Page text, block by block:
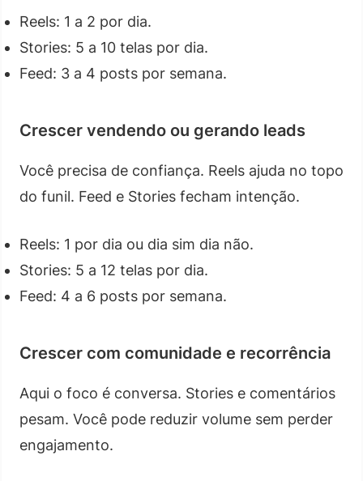
Reels: 1 a 2 por dia.
Stories: 5 a 10 telas por dia.
Feed: 3 a 4 posts por semana.
Crescer vendendo ou gerando leads
Você precisa de confiança. Reels ajuda no topo
do funil. Feed e Stories fecham intenção.
Reels: 1 por dia ou dia sim dia não.
Stories: 5 a 12 telas por dia.
Feed: 4 a 6 posts por semana.
Crescer com comunidade e recorrência
Aqui o foco é conversa. Stories e comentários
pesam. Você pode reduzir volume sem perder
engajamento.